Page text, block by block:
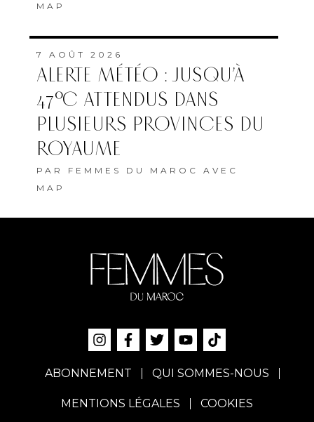
MAP
7 AOÛT 2026
ALERTE MÉTÉO : JUSQU’À
47°C ATTENDUS DANS
PLUSIEURS PROVINCES DU
ROYAUME
PAR FEMMES DU MAROC AVEC
MAP
ABONNEMENT QUI SOMMES-NOUS
MENTIONS LÉGALES COOKIES